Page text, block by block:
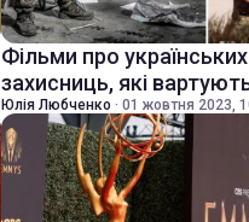
Фільми про українських
захисниць, які
Юлія Любченко · 01 жовтня 2023,